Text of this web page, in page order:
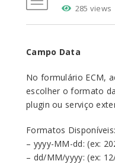
285 views
Campo Data
No formulário ECM,
escolher o formato
plugin ou serviço
Formatos Disponíveis:
– yyyy-MM-dd: (ex:
– dd/MM/yyyy: (ex: